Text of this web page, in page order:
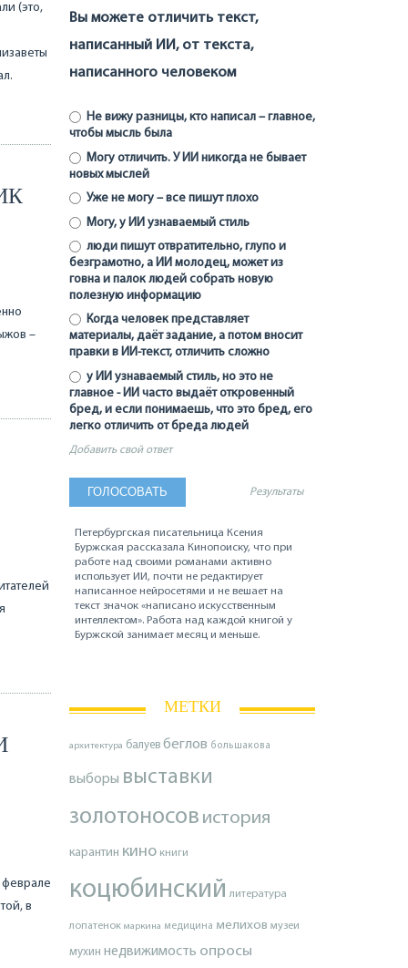
(это,
–
в
Вы можете отличить текст,
написанный ИИ, от текста,
написанного человеком
Не вижу разницы, кто написал – главное,
чтобы мысль была
Могу отличить. У ИИ никогда не бывает
новых мыслей
Уже не могу – все пишут плохо
Могу, у ИИ узнаваемый стиль
люди пишут отвратительно, глупо и
безграмотно, а ИИ молодец, может из
говна и палок людей собрать новую
полезную информацию
Когда человек представляет
материалы, даёт задание, а потом вносит
правки в ИИ-текст, отличить сложно
у ИИ узнаваемый стиль, но это не
главное - ИИ часто выдаёт откровенный
бред, и если понимаешь, что это бред, его
легко отличить от бреда людей
Добавить свой ответ
Результаты
Петербургская писательница Ксения
Буржская рассказала Кинопоиску, что при
работе над своими романами активно
использует ИИ, почти не редактирует
написанное нейросетями и не вешает на
текст значок «написано искусственным
интеллектом». Работа над каждой книгой у
Буржской занимает месяц и меньше.
МЕТКИ
архитектура балуев беглов большакова
выборы выставки
золотоносов история
карантин кино книги
коцюбинский литература
лопатенок маркина медицина мелихов музеи
мухин недвижимость опросы